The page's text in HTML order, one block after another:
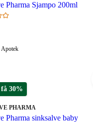
Pharma Sjampo 200ml
Apotek:
Apotek
30%
PHARMA
Pharma sinksalve baby